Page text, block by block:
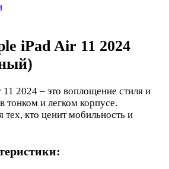
iPad Air 11 2024
2024 – это воплощение стиля и
тонком и легком корпусе.
кто ценит мобильность и